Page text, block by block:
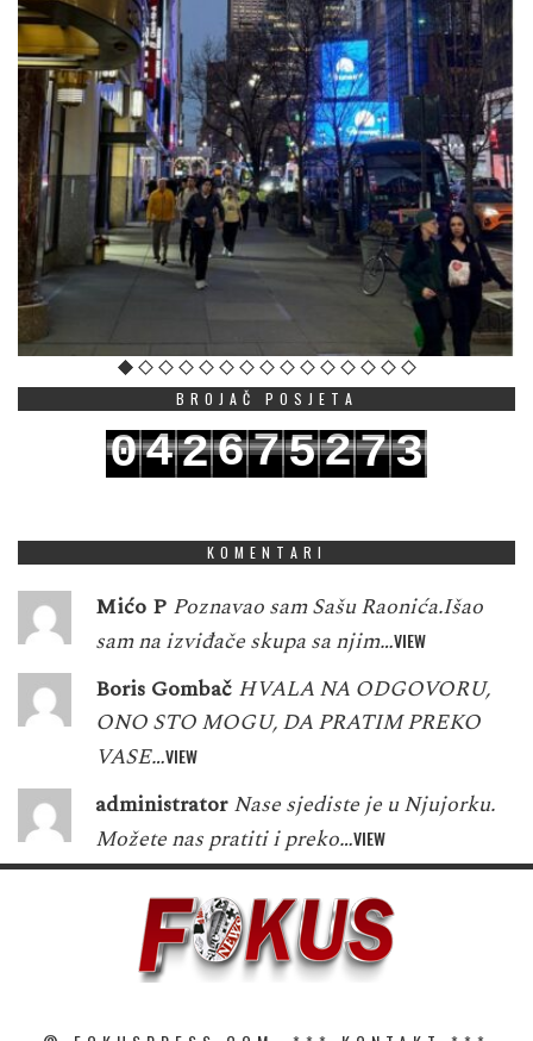
BROJAČ POSJETA
042675273
KOMENTARI
Mićo P Poznavao sam Sašu Raonića.Išao
sam na izviđače skupa sa njim…VIEW
Boris Gombač HVALA NA ODGOVORU,
ONO STO MOGU, DA PRATIM PREKO
VASE…VIEW
administrator Nase sjediste je u Njujorku.
Možete nas pratiti i preko…VIEW